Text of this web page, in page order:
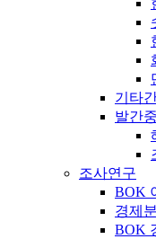
기타
발간
조사연구
BOK
경제
BOK